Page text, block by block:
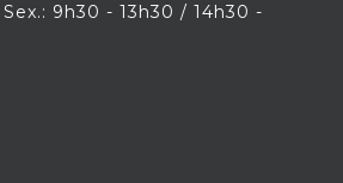
9h30 - 13h30 / 14h30 -